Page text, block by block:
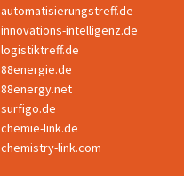
automatisierungstreff.de
innovations-intelligenz.de
logistiktreff.de
88energie.de
88energy.net
surfigo.de
chemie-link.de
chemistry-link.com